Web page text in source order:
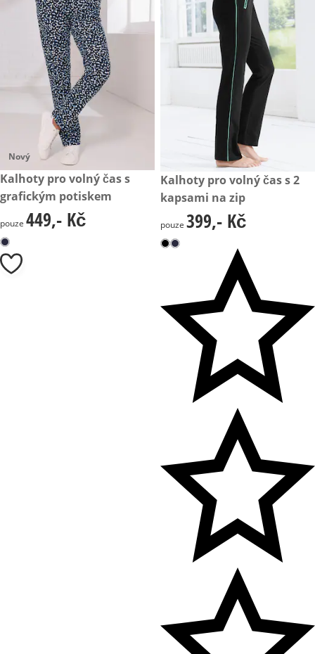
Nový
449,- Kč
Kalhoty pro volný čas s
grafickým potiskem
449,- Kč
pouze 449,- Kč
399,- Kč
Kalhoty pro volný čas s 2
kapsami na zip
399,- Kč
pouze 399,- Kč